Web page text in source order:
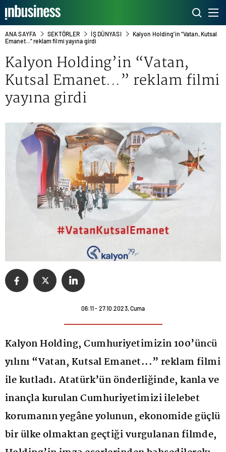
ANA SAYFA SEKTÖRLER İŞ DÜNYASI
Kalyon Holding’in “Vatan, Kutsal
Emanet...” reklam filmi yayına girdi
Kalyon Holding’in “Vatan,
Kutsal Emanet...” reklam filmi
yayına girdi
06:11 - 27.10.2023, Cuma
Kalyon Holding, Cumhuriyetimizin 100’üncü
yılını “Vatan, Kutsal Emanet...” reklam filmi
ile kutladı. Atatürk’ün önderliğinde, kanla ve
inançla kurulan Cumhuriyetimizi ilelebet
korumanın yegâne yolunun, ekonomide güçlü
bir ülke olmaktan geçtiği vurgulanan filmde,